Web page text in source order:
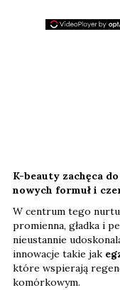
K-beauty zachęca
nowych formuł i
W centrum tego
promienna, gładka i
nieustannie
innowacje takie jak
które wspierają
komórkowym.